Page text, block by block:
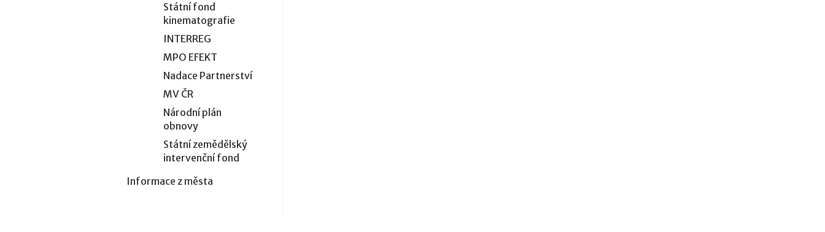
Státní fond
kinematografie
INTERREG
MPO EFEKT
Nadace Partnerství
MV ČR
Národní plán
obnovy
Státní zemědělský
intervenční fond
Informace z města